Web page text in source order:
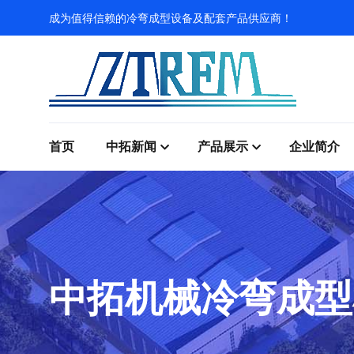
成为值得信赖的冷弯成型设备及配套产品供应商！
首页 中拓新闻 产品展示 企业简介
中拓机械冷弯成